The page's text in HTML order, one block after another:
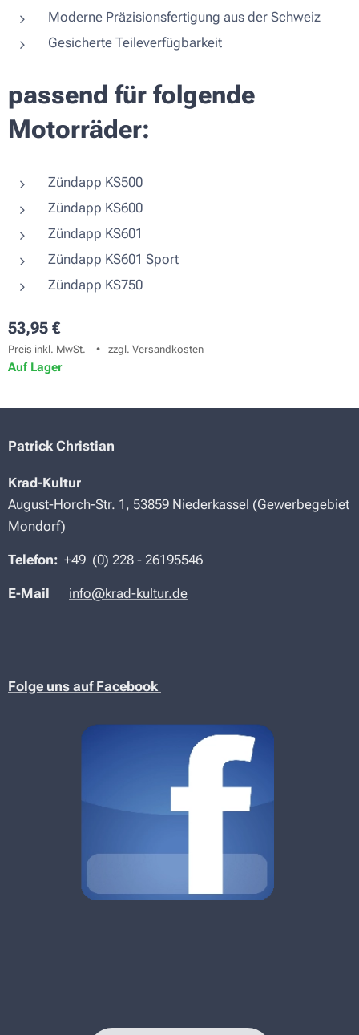
Moderne Präzisionsfertigung aus der Schweiz
Gesicherte Teileverfügbarkeit
passend für folgende
Motorräder:
Zündapp KS500
Zündapp KS600
Zündapp KS601
Zündapp KS601 Sport
Zündapp KS750
53,95 €
Preis inkl. MwSt. zzgl. Versandkosten
Auf Lager
Patrick Christian
Krad-Kultur
August-Horch-Str. 1, 53859 Niederkassel (Gewerbegebiet
Mondorf)
Telefon: +49 (0) 228 - 26195546
E-Mail info@krad-kultur.de
Folge uns auf Facebook